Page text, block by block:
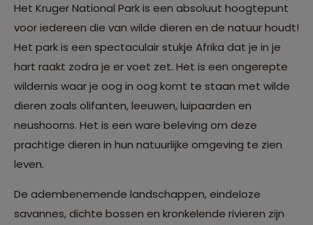
Het Kruger National Park is een absoluut hoogtepunt
voor iedereen die van wilde dieren en de natuur houdt!
Het park is een spectaculair stukje Afrika dat je in je
hart raakt zodra je er voet zet. Het is een ongerepte
wildernis waar je oog in oog komt te staan met wilde
dieren zoals olifanten, leeuwen, luipaarden en
neushoorns. Het is een ware beleving om deze
prachtige dieren in hun natuurlijke omgeving te zien
leven.
De adembenemende landschappen, eindeloze
savannes, dichte bossen en kronkelende rivieren zijn